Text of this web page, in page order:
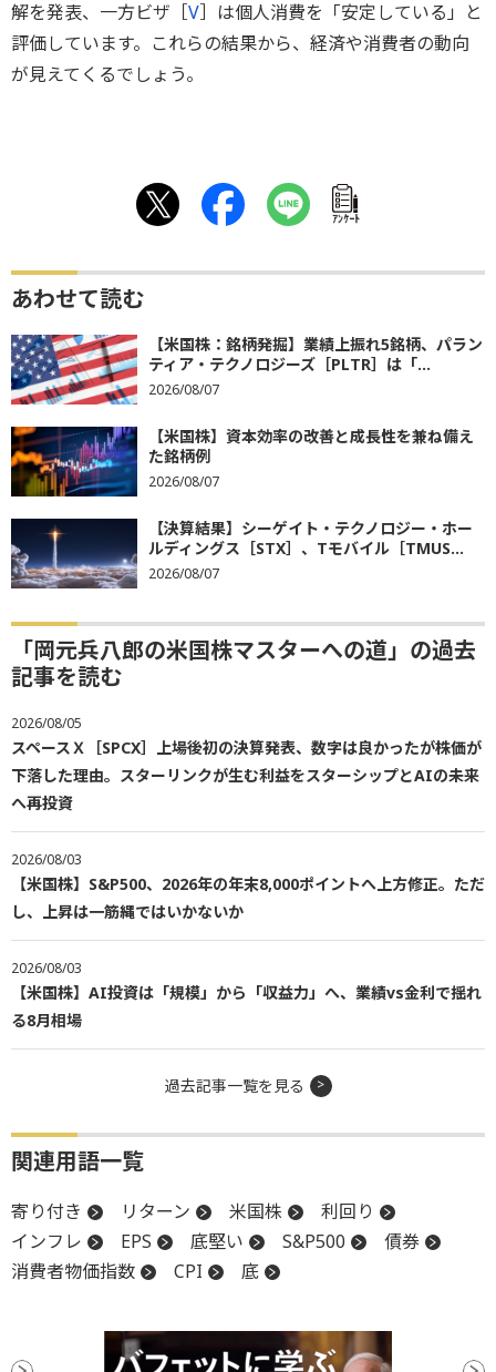
解を発表、一方ビザ［V］は個人消費を「安定している」と
評価しています。これらの結果から、経済や消費者の動向
が見えてくるでしょう。
ｱﾝｹｰﾄ
あわせて読む
【米国株：銘柄発掘】業績上振れ5銘柄、パラン
ティア・テクノロジーズ［PLTR］は「...
2026/08/07
【米国株】資本効率の改善と成長性を兼ね備え
た銘柄例
2026/08/07
【決算結果】シーゲイト・テクノロジー・ホー
ルディングス［STX］、Tモバイル［TMUS...
2026/08/07
「岡元兵八郎の米国株マスターへの道」の過去
記事を読む
2026/08/05
スペースＸ［SPCX］上場後初の決算発表、数字は良かったが株価が
下落した理由。スターリンクが生む利益をスターシップとAIの未来
へ再投資
2026/08/03
【米国株】S&P500、2026年の年末8,000ポイントへ上方修正。ただ
し、上昇は一筋縄ではいかないか
2026/08/03
【米国株】AI投資は「規模」から「収益力」へ、業績vs金利で揺れ
る8月相場
過去記事一覧を見る
関連用語一覧
寄り付き リターン 米国株
利回り
インフレ
EPS 底堅い S&P500
債券
消費者物価指数
CPI 底